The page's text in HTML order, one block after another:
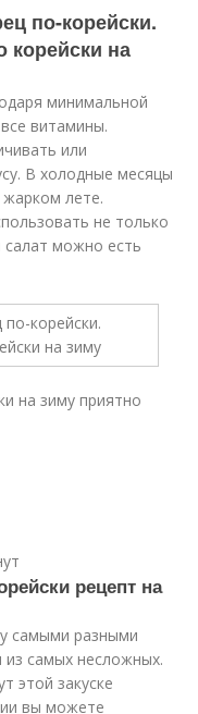
по-корейски.
корейски на
минимальной
витамины.
или
В холодные месяцы
лете.
не только
можно есть
на зиму приятно
рецепт на
самыми разными
самых несложных.
этой закуске
вы можете